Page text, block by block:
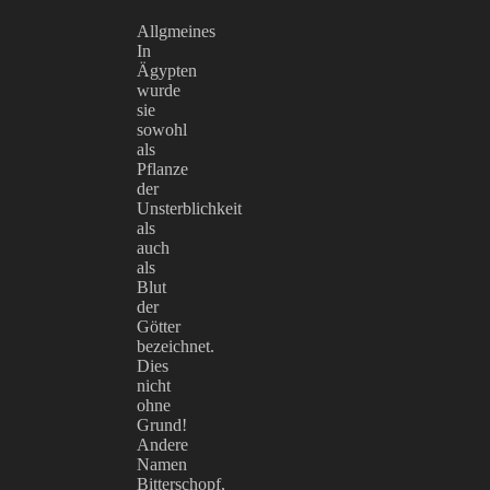
Allgmeines
In
Ägypten
wurde
sie
sowohl
als
Pflanze
der
Unsterblichkeit
als
auch
als
Blut
der
Götter
bezeichnet.
Dies
nicht
ohne
Grund!
Andere
Namen
Bitterschopf,